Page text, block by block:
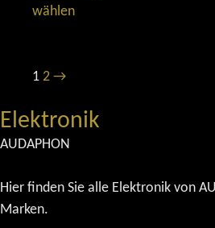
wählen
1 2 →
Elektronik
AUDAPHON
Hier finden Sie alle Elektronik von
Marken.